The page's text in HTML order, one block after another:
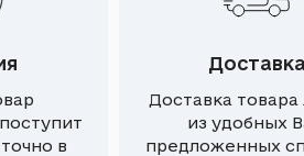
в
Доставка
из удобных
предложенных